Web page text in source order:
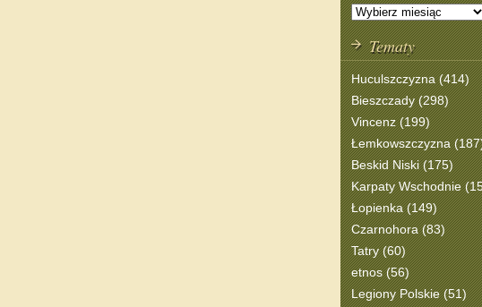
Tematy
Huculszczyzna (414)
Bieszczady (298)
Vincenz (199)
Łemkowszczyzna
Beskid Niski (175)
Karpaty Wschodnie
Łopienka (149)
Czarnohora (83)
Tatry (60)
etnos (56)
Legiony Polskie (51)